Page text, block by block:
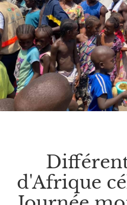
d'Afrique